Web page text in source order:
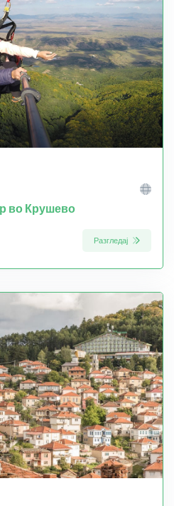
во Крушево
Разгледај